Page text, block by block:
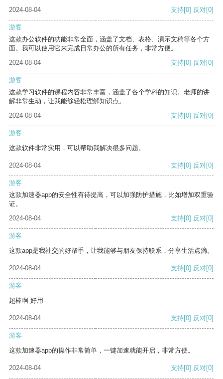
2024-08-04
支持[0] 反对[0]
游客
这款办公软件的功能非常全面，涵盖了文档、表格、演示文稿等各个方
面。我可以使用它来完成日常办公的所有任务，非常方便。
2024-08-04
支持[0] 反对[0]
游客
这款学习软件的课程内容非常丰富，涵盖了各个学科的知识。老师的讲
解非常生动，让我能够轻松理解知识点。
2024-08-04
支持[0] 反对[0]
游客
这款软件非常实用，可以帮助我解决很多问题。
2024-08-04 支持[0] 反对[0]
游客
这款加速器app的安全性有待提高，可以加强防护措施，比如增加双重验
证。
2024-08-04
支持[0] 反对[0]
游客
这款app是我社交的好帮手，让我能够与朋友保持联系，分享生活点滴。
2024-08-04 支持[0] 反对[0]
游客
超棒啊 好用
2024-08-04 支持[0] 反对[0]
游客
这款加速器app的操作非常简单，一键加速就能开启，非常方便。
2024-08-04 支持[0] 反对[0]